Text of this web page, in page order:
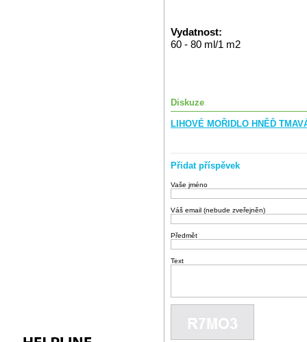
Vydatnost:
60 - 80 ml/1 m2
Diskuze
LIHOVÉ MOŘIDLO HNĚĎ
Přidat příspěvek
Vaše jméno
Váš email (nebude zveřejněn)
Předmět
Text